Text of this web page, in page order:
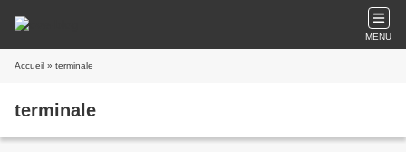
MENU
Accueil » terminale
terminale